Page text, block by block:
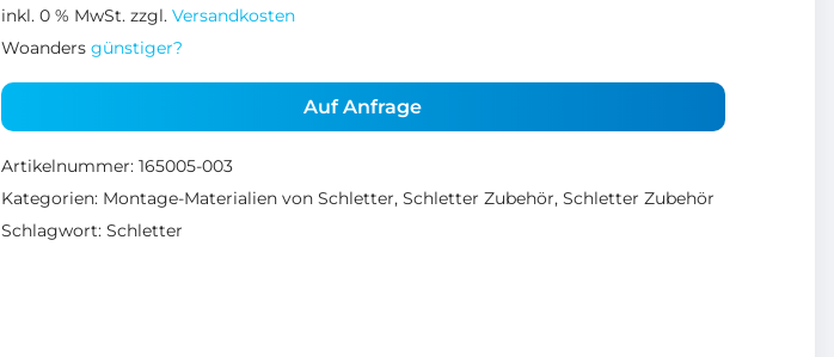
inkl. 0 % MwSt. zzgl. Versandkosten
Woanders günstiger?
Auf Anfrage
Artikelnummer: 165005-003
Kategorien: Montage-Materialien von Schletter, Schletter Zubehör, Schletter Zubehör
Schlagwort: Schletter